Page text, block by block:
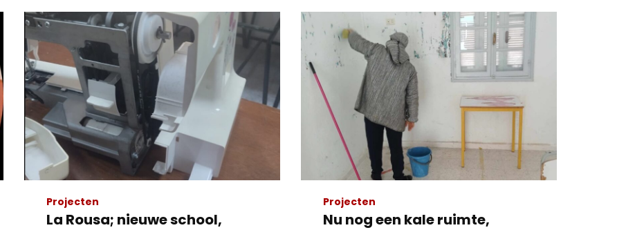
Projecten
La Rousa; nieuwe school,
Projecten
Nu nog een kale ruimte,